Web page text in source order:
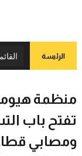
الرئيسة
تفتح باب
ومصابي